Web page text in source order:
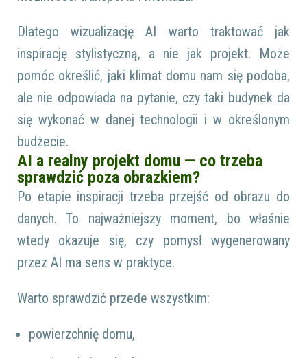
Dlatego wizualizację AI warto traktować jak
inspirację stylistyczną, a nie jak projekt. Może
pomóc określić, jaki klimat domu nam się podoba,
ale nie odpowiada na pytanie, czy taki budynek da
się wykonać w danej technologii i w określonym
budżecie.
AI a realny projekt domu — co trzeba
sprawdzić poza obrazkiem?
Po etapie inspiracji trzeba przejść od obrazu do
danych. To najważniejszy moment, bo właśnie
wtedy okazuje się, czy pomysł wygenerowany
przez AI ma sens w praktyce.
Warto sprawdzić przede wszystkim:
powierzchnię domu,